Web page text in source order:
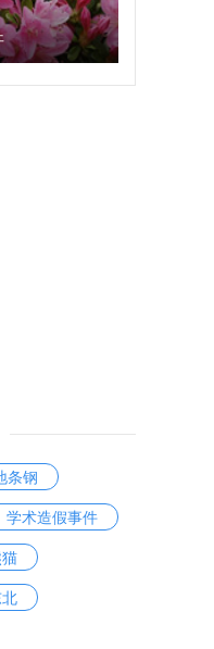
条钢
学术造假事件